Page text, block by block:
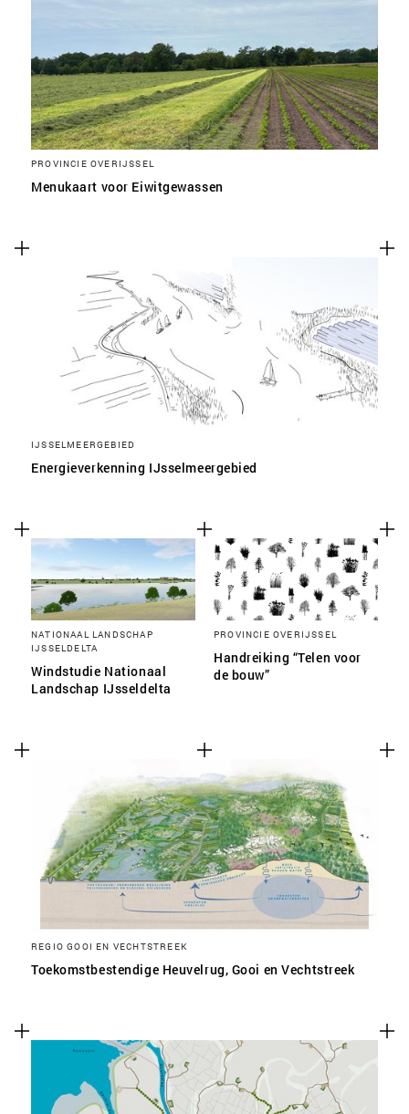
PROVINCIE OVERIJSSEL
Menukaart voor Eiwitgewassen
IJSSELMEERGEBIED
Energieverkenning IJsselmeergebied
NATIONAAL LANDSCHAP
IJSSELDELTA
Windstudie Nationaal
Landschap IJsseldelta
PROVINCIE OVERIJSSEL
Handreiking “Telen voor
de bouw”
REGIO GOOI EN VECHTSTREEK
Toekomstbestendige Heuvelrug, Gooi en Vechtstreek